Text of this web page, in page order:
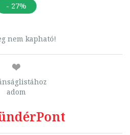
- 27%
nem kapható!
adom